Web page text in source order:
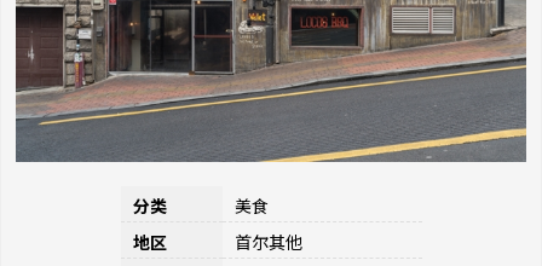
分类
美食
地区
首尔其他